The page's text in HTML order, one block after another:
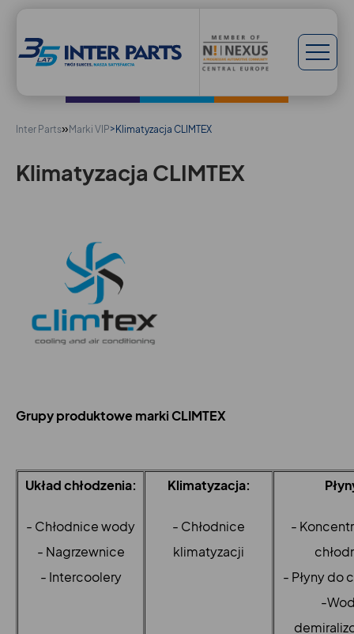
Inter Parts» Marki VIP> Klimatyzacja CLIMTEX
Klimatyzacja CLIMTEX
Grupy produktowe marki CLIMTEX
Układ chłodzenia:
- Chłodnice wody
- Nagrzewnice
- Intercoolery
Klimatyzacja:
- Chłodnice
klimatyzacji
-
- Płyny do
-